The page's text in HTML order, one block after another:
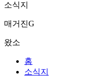
소식지
매거진G
왔소
홈
소식지